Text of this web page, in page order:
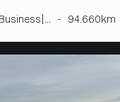
Business|... -